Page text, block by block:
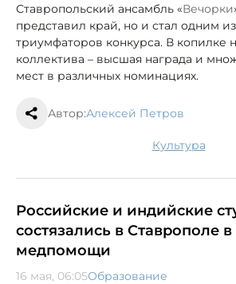
Ставропольский ансамбль «Вечорки
представил край, но и стал одним
триумфаторов конкурса. В копилке
коллектива – высшая награда и
мест в различных номинациях.
Автор:Алексей Петров
культура
Российские и индийские
состязались в Ставрополе
медпомощи
16 мая, 06:05Образование